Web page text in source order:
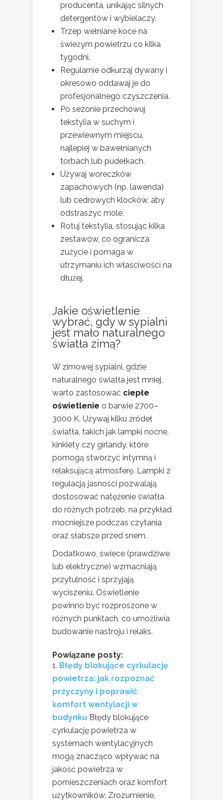
producenta, unikając silnych
detergentów i wybielaczy.
Trzep wełniane koce na
świeżym powietrzu co kilka
tygodni.
Regularnie odkurzaj dywany i
okresowo oddawaj je do
profesjonalnego czyszczenia.
Po sezonie przechowuj
tekstylia w suchym i
przewiewnym miejscu,
najlepiej w bawełnianych
torbach lub pudełkach.
Używaj woreczków
zapachowych (np. lawenda)
lub cedrowych klocków, aby
odstraszyć mole.
Rotuj tekstylia, stosując kilka
zestawów, co ogranicza
zużycie i pomaga w
utrzymaniu ich właściwości na
dłużej.
Jakie oświetlenie
wybrać, gdy w sypialni
jest mało naturalnego
światła zimą?
W zimowej sypialni, gdzie
naturalnego światła jest mniej,
warto zastosować ciepłe
oświetlenie o barwie 2700–
3000 K. Używaj kilku źródeł
światła, takich jak lampki nocne,
kinkiety czy girlandy, które
pomogą stworzyć intymną i
relaksującą atmosferę. Lampki z
regulacją jasności pozwalają
dostosować natężenie światła
do różnych potrzeb, na przykład
mocniejsze podczas czytania
oraz słabsze przed snem.
Dodatkowo, świece (prawdziwe
lub elektryczne) wzmacniają
przytulność i sprzyjają
wyciszeniu. Oświetlenie
powinno być rozproszone w
różnych punktach, co umożliwia
budowanie nastroju i relaks.
Powiązane posty:
Błędy blokujące cyrkulację
powietrza: jak rozpoznać
przyczyny i poprawić
komfort wentylacji w
budynku Błędy blokujące
cyrkulację powietrza w
systemach wentylacyjnych
mogą znacząco wpływać na
jakość powietrza w
pomieszczeniach oraz komfort
użytkowników. Zrozumienie,